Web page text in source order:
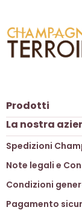
Prodotti
La nostra
Spedizioni
Note legali e
Condizioni
Pagamento